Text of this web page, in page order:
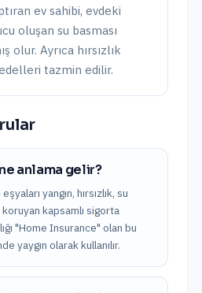
ev sahibi, evdeki
oluşan su basması
olur. Ayrıca hırsızlık
tazmin edilir.
anlama gelir?
yangın, hırsızlık, su
koruyan kapsamlı sigorta
"Home Insurance" olan bu
yaygın olarak kullanılır.